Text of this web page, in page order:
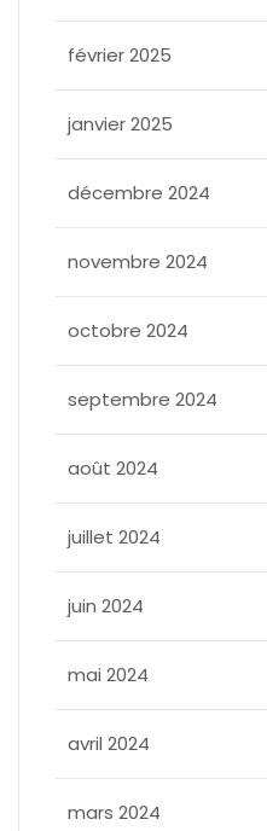
février 2025
janvier 2025
décembre 2024
novembre 2024
octobre 2024
septembre 2024
août 2024
juillet 2024
juin 2024
mai 2024
avril 2024
mars 2024